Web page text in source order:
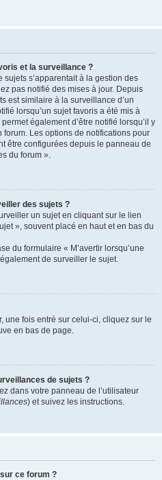
et la surveillance ?
s’apparentait à la gestion des
pas notifié des mises à jour. Depuis
est similaire à la surveillance d’un
lorsqu’un sujet favoris a été mis à
également d’être notifié lorsqu’il y
Les options de notifications pour
être configurées depuis le panneau de
du forum ».
des sujets ?
un sujet en cliquant sur le lien
», souvent placé en haut et en bas du
du formulaire « M’avertir lorsqu’une
de surveiller le sujet.
une fois entré sur celui-ci, cliquez sur le
en bas de page.
de sujets ?
dans votre panneau de l’utilisateur
) et suivez les instructions.
ce forum ?